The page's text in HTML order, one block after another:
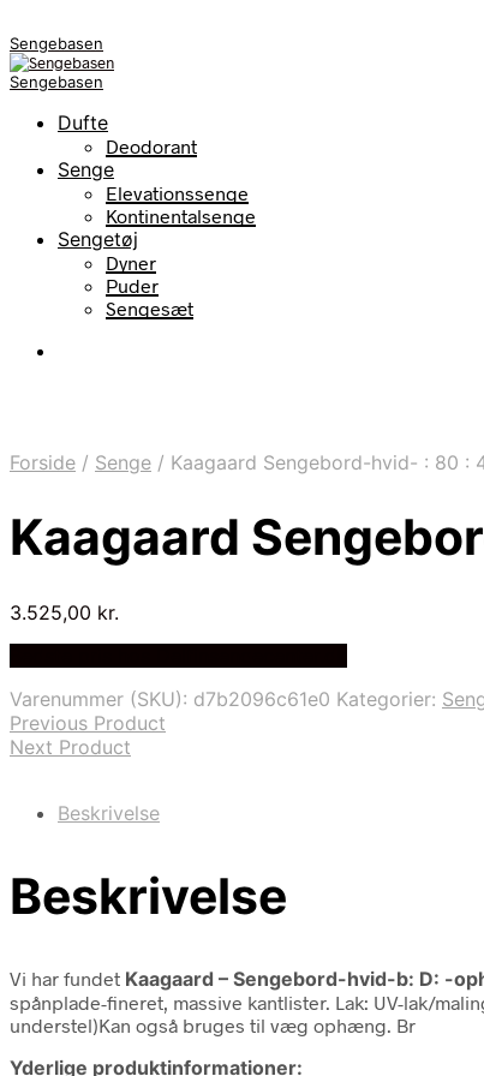
Sengebasen
Sengebasen
Dufte
Deodorant
Senge
Elevationssenge
Kontinentalsenge
Sengetøj
Dyner
Puder
Sengesæt
Forside / Senge / Kaagaard Sengebord-hvid- : 80 :
Kaagaard
3.525,00 kr.
Varenummer (SKU): d7b2096c61e0 Kategorier:
Previous Product
Next Product
Beskrivelse
Beskrivelse
Vi har fundet Kaagaard – Sengebord-hvid-b: D: -
spånplade-fineret, massive kantlister. Lak: UV-lak/
understel)Kan også bruges til væg ophæng. Br
Yderlige produktinformationer: